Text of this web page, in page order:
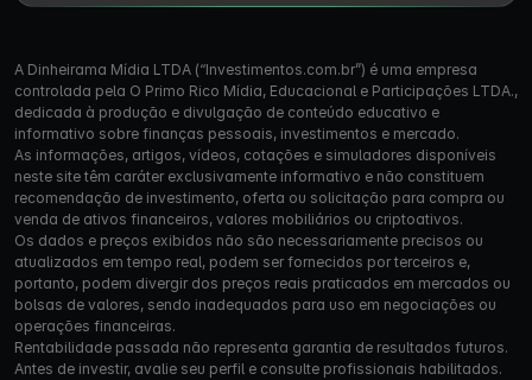
A Dinheirama Mídia LTDA (“Investimentos.com.br”) é uma empresa
controlada pela O Primo Rico Mídia, Educacional e Participações LTDA.,
dedicada à produção e divulgação de conteúdo educativo e
informativo sobre finanças pessoais, investimentos e mercado.
As informações, artigos, vídeos, cotações e simuladores disponíveis
neste site têm caráter exclusivamente informativo e não constituem
recomendação de investimento, oferta ou solicitação para compra ou
venda de ativos financeiros, valores mobiliários ou criptoativos.
Os dados e preços exibidos não são necessariamente precisos ou
atualizados em tempo real, podem ser fornecidos por terceiros e,
portanto, podem divergir dos preços reais praticados em mercados ou
bolsas de valores, sendo inadequados para uso em negociações ou
operações financeiras.
Rentabilidade passada não representa garantia de resultados futuros.
Antes de investir, avalie seu perfil e consulte profissionais habilitados.